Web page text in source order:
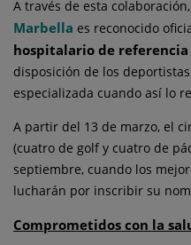
A través de esta
Marbella es reconocido
hospitalario de
disposición de los
especializada cuando así lo
A partir del 13 de marzo, el
(cuatro de golf y cuatro de
septiembre, cuando los
lucharán por inscribir su
Comprometidos con la